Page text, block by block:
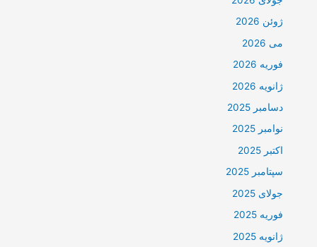
ژوئن 2026
می 2026
فوریه 2026
ژانویه 2026
دسامبر 2025
نوامبر 2025
اکتبر 2025
سپتامبر 2025
جولای 2025
فوریه 2025
ژانویه 2025